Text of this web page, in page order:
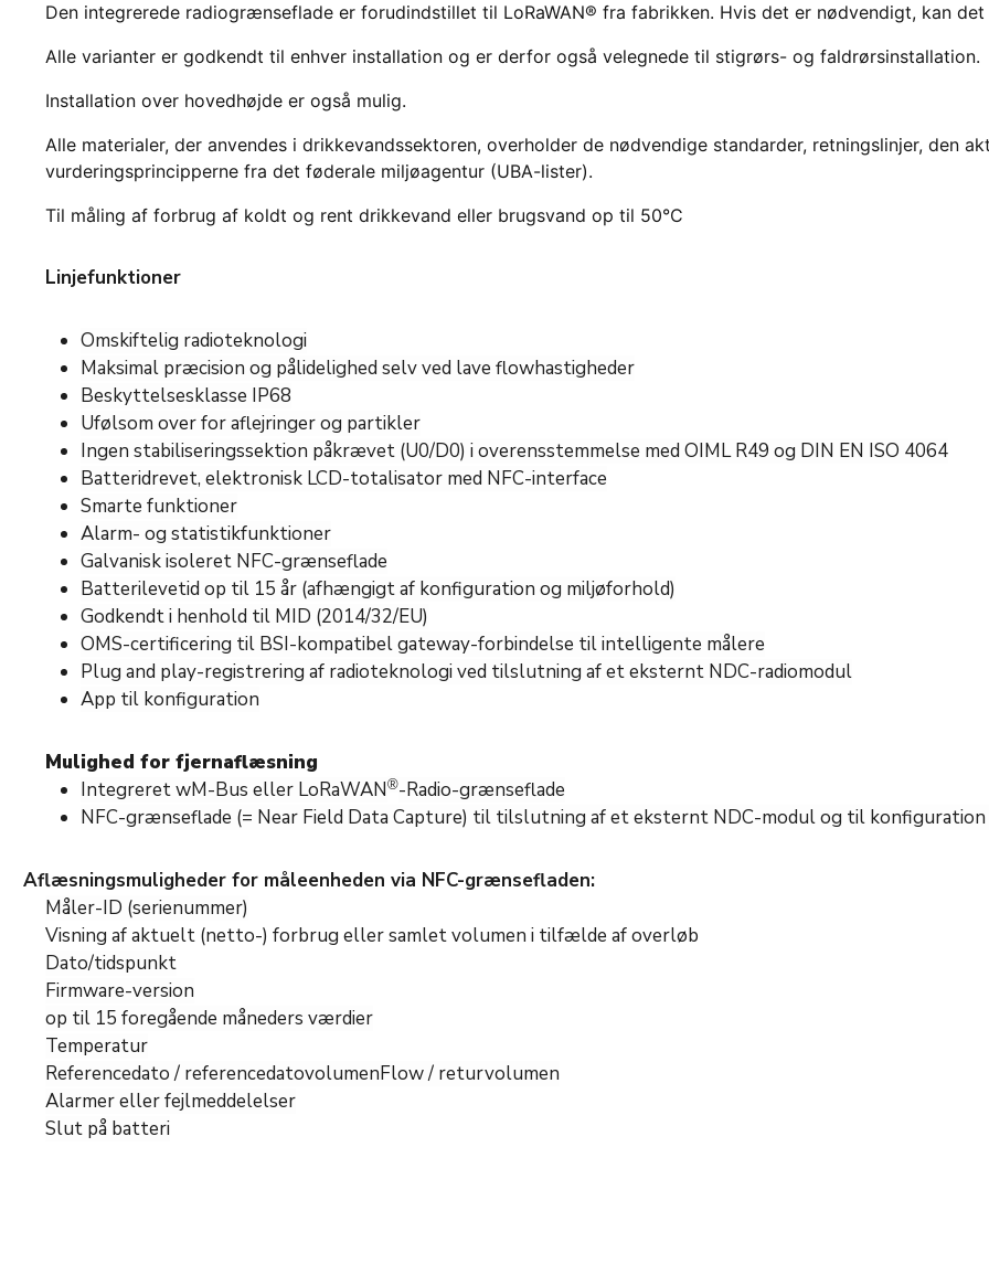
Den integrerede radiogrænseflade er forudindstillet til LoRaWAN® fra fabrikken. Hvis det er nødvendigt, kan
Alle varianter er godkendt til enhver installation og er derfor også velegnede til stigrørs- og faldrørsinstallation.
Installation over hovedhøjde er også mulig.
Alle materialer, der anvendes i drikkevandssektoren, overholder de nødvendige standarder, retningslinjer, den
vurderingsprincipperne fra det føderale miljøagentur (UBA-lister).
Til måling af forbrug af koldt og rent drikkevand eller brugsvand op til 50°C
Linjefunktioner
Omskiftelig radioteknologi
Maksimal præcision og pålidelighed selv ved lave flowhastigheder
Beskyttelsesklasse IP68
Ufølsom over for aflejringer og partikler
Ingen stabiliseringssektion påkrævet (U0/D0) i overensstemmelse med OIML R49 og DIN EN ISO 4064
Batteridrevet, elektronisk LCD-totalisator med NFC-interface
Smarte funktioner
Alarm- og statistikfunktioner
Galvanisk isoleret NFC-grænseflade
Batterilevetid op til 15 år (afhængigt af konfiguration og miljøforhold)
Godkendt i henhold til MID (2014/32/EU)
OMS-certificering til BSI-kompatibel gateway-forbindelse til intelligente målere
Plug and play-registrering af radioteknologi ved tilslutning af et eksternt NDC-radiomodul
App til konfiguration
Mulighed for fjernaflæsning
Integreret wM-Bus eller LoRaWAN®-Radio-grænseflade
NFC-grænseflade (= Near Field Data Capture) til tilslutning af et eksternt NDC-modul og til konfiguration
Aflæsningsmuligheder for måleenheden via NFC-grænsefladen:
Måler-ID (serienummer)
Visning af aktuelt (netto-) forbrug eller samlet volumen i tilfælde af overløb
Dato/tidspunkt
Firmware-version
op til 15 foregående måneders værdier
Temperatur
Referencedato / referencedatovolumenFlow / returvolumen
Alarmer eller fejlmeddelelser
Slut på batteri